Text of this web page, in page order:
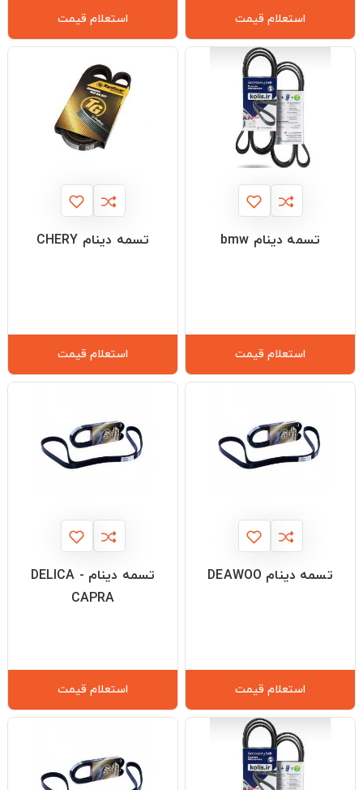
استعلام قیمت استعلام قیمت
تسمه دینام bmw
استعلام قیمت
تسمه دینام CHERY
استعلام قیمت
تسمه دینام DEAWOO
استعلام قیمت
تسمه دینام DELICA -
CAPRA
استعلام قیمت